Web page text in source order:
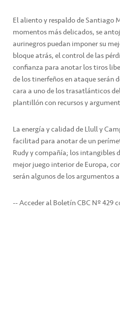
El aliento y respaldo de Santiago
momentos más delicados, se
aurinegros puedan imponer su
bloque atrás, el control de las
confianza para anotar los tiros
de los tinerfeños en ataque
cara a uno de los trasatlánticos
plantillón con recursos y
La energía y calidad de Llull y
facilitad para anotar de un
Rudy y compañía; los intangibles
mejor juego interior de Europa,
serán algunos de los argumentos
-- Acceder al Boletín CBC Nº 429